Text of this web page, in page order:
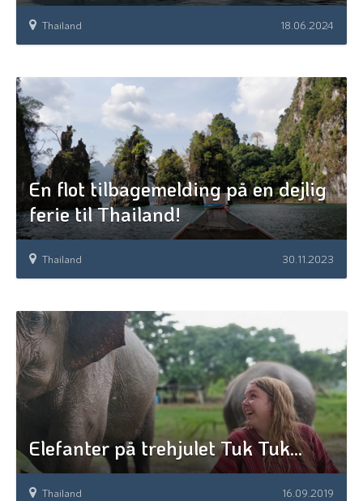
Thailand 18.06.2024
En flot tilbagemelding på en dejlig
ferie til Thailand!
Thailand 30.11.2023
Elefanter på trehjulet Tuk Tuk...
Thailand 16.09.2019